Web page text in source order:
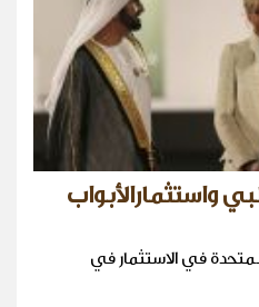
واستثمارالأبواب
في الاستثمار في